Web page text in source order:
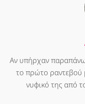
Αν υπήρχαν
το πρώτο ραντεβού
νυφικό της από